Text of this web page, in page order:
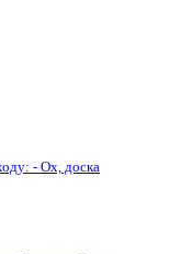
- Ох, доска